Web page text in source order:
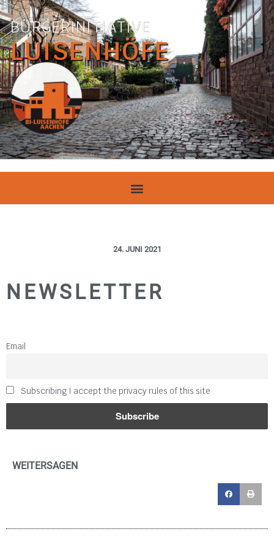
BÜRGERINITIATIVE
LUISENHÖFE
24. JUNI 2021
NEWSLETTER
Email
Subscribing I accept the privacy rules of this site
WEITERSAGEN